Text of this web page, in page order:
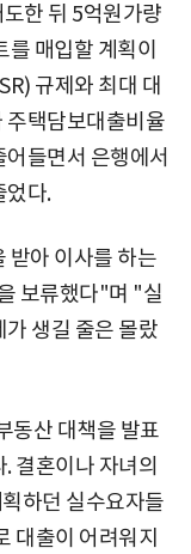
한 뒤 5억원가량
매입할 계획이
규제와 최대 대
주택담보대출비율
들면서 은행에서
었다.
받아 이사를 하는
보류했다"며 "실
생길 줄은 몰랐
동산 대책을 발표
결혼이나 자녀의
하던 실수요자들
대출이 어려워지